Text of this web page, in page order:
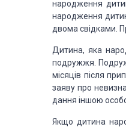
народження
народження
двома свідками.
Дитина, яка
подружжя.
місяців після
заяву про
дання іншою
Якщо дитина